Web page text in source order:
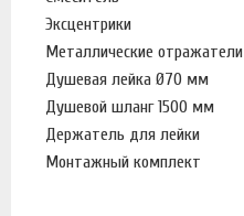
Эксцентрики
Металлические отражатели
Душевая лейка Ø70 мм
Душевой шланг 1500 мм
Держатель для лейки
Монтажный комплект